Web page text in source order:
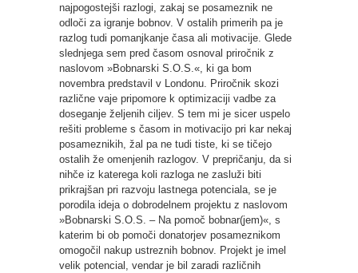
najpogostejši razlogi, zakaj se posameznik ne
odloči za igranje bobnov. V ostalih primerih pa je
razlog tudi pomanjkanje časa ali motivacije. Glede
slednjega sem pred časom osnoval priročnik z
naslovom »Bobnarski S.O.S.«, ki ga bom
novembra predstavil v Londonu. Priročnik skozi
različne vaje pripomore k optimizaciji vadbe za
doseganje željenih ciljev. S tem mi je sicer uspelo
rešiti probleme s časom in motivacijo pri kar nekaj
posameznikih, žal pa ne tudi tiste, ki se tičejo
ostalih že omenjenih razlogov. V prepričanju, da si
nihče iz katerega koli razloga ne zasluži biti
prikrajšan pri razvoju lastnega potenciala, se je
porodila ideja o dobrodelnem projektu z naslovom
»Bobnarski S.O.S. – Na pomoč bobnar(jem)«, s
katerim bi ob pomoči donatorjev posameznikom
omogočil nakup ustreznih bobnov. Projekt je imel
velik potencial, vendar je bil zaradi različnih